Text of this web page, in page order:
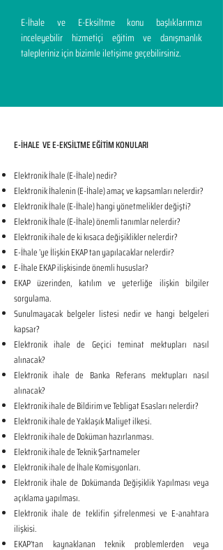
E-İhale ve E-Eksiltme konu başlıklarımızı
inceleyebilir hizmetiçi eğitim ve danışmanlık
talepleriniz için bizimle iletişime geçebilirsiniz.
E-İHALE VE E-EKSİLTME EĞİTİM KONULARI​
Elektronik İhale (E-İhale) nedir?
Elektronik İhalenin (E-İhale) amaç ve kapsamları nelerdir?
Elektronik İhale (E-İhale) hangi yönetmelikler değişti?
Elektronik İhale (E-İhale) önemli tanımlar nelerdir?
Elektronik ihale de ki kısaca değişiklikler nelerdir?
E-İhale ’ye İlişkin EKAP tan yapılacaklar nelerdir?
E-İhale EKAP ilişkisinde önemli hususlar?
EKAP üzerinden, katılım ve yeterliğe ilişkin bilgiler
sorgulama.
Sunulmayacak belgeler listesi nedir ve hangi belgeleri
kapsar?
Elektronik ihale de Geçici teminat mektupları nasıl
alınacak?
Elektronik ihale de Banka Referans mektupları nasıl
alınacak?
Elektronik ihale de Bildirim ve Tebligat Esasları nelerdir?
Elektronik ihale de Yaklaşık Maliyet ilkesi.
Elektronik ihale de Doküman hazırlanması.
Elektronik ihale de Teknik Şartnameler
Elektronik ihale de İhale Komisyonları.
Elektronik ihale de Dokümanda Değişiklik Yapılması veya
açıklama yapılması.
Elektronik ihale de teklifin şifrelenmesi ve E-anahtara
ilişkisi.
EKAP’tan kaynaklanan teknik problemlerden veya